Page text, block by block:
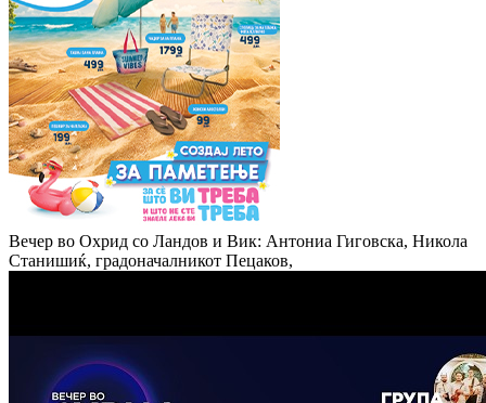
Вечер во Охрид со Ландов и Вик: Антониа Гиговска, Никола
Станишиќ, градоначалникот Пецаков,